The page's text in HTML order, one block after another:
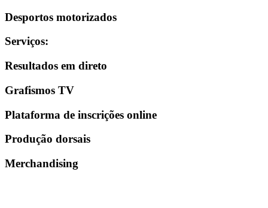
Desportos motorizados
Serviços:
Resultados em direto
Grafismos TV
Plataforma de inscrições online
Produção dorsais
Merchandising